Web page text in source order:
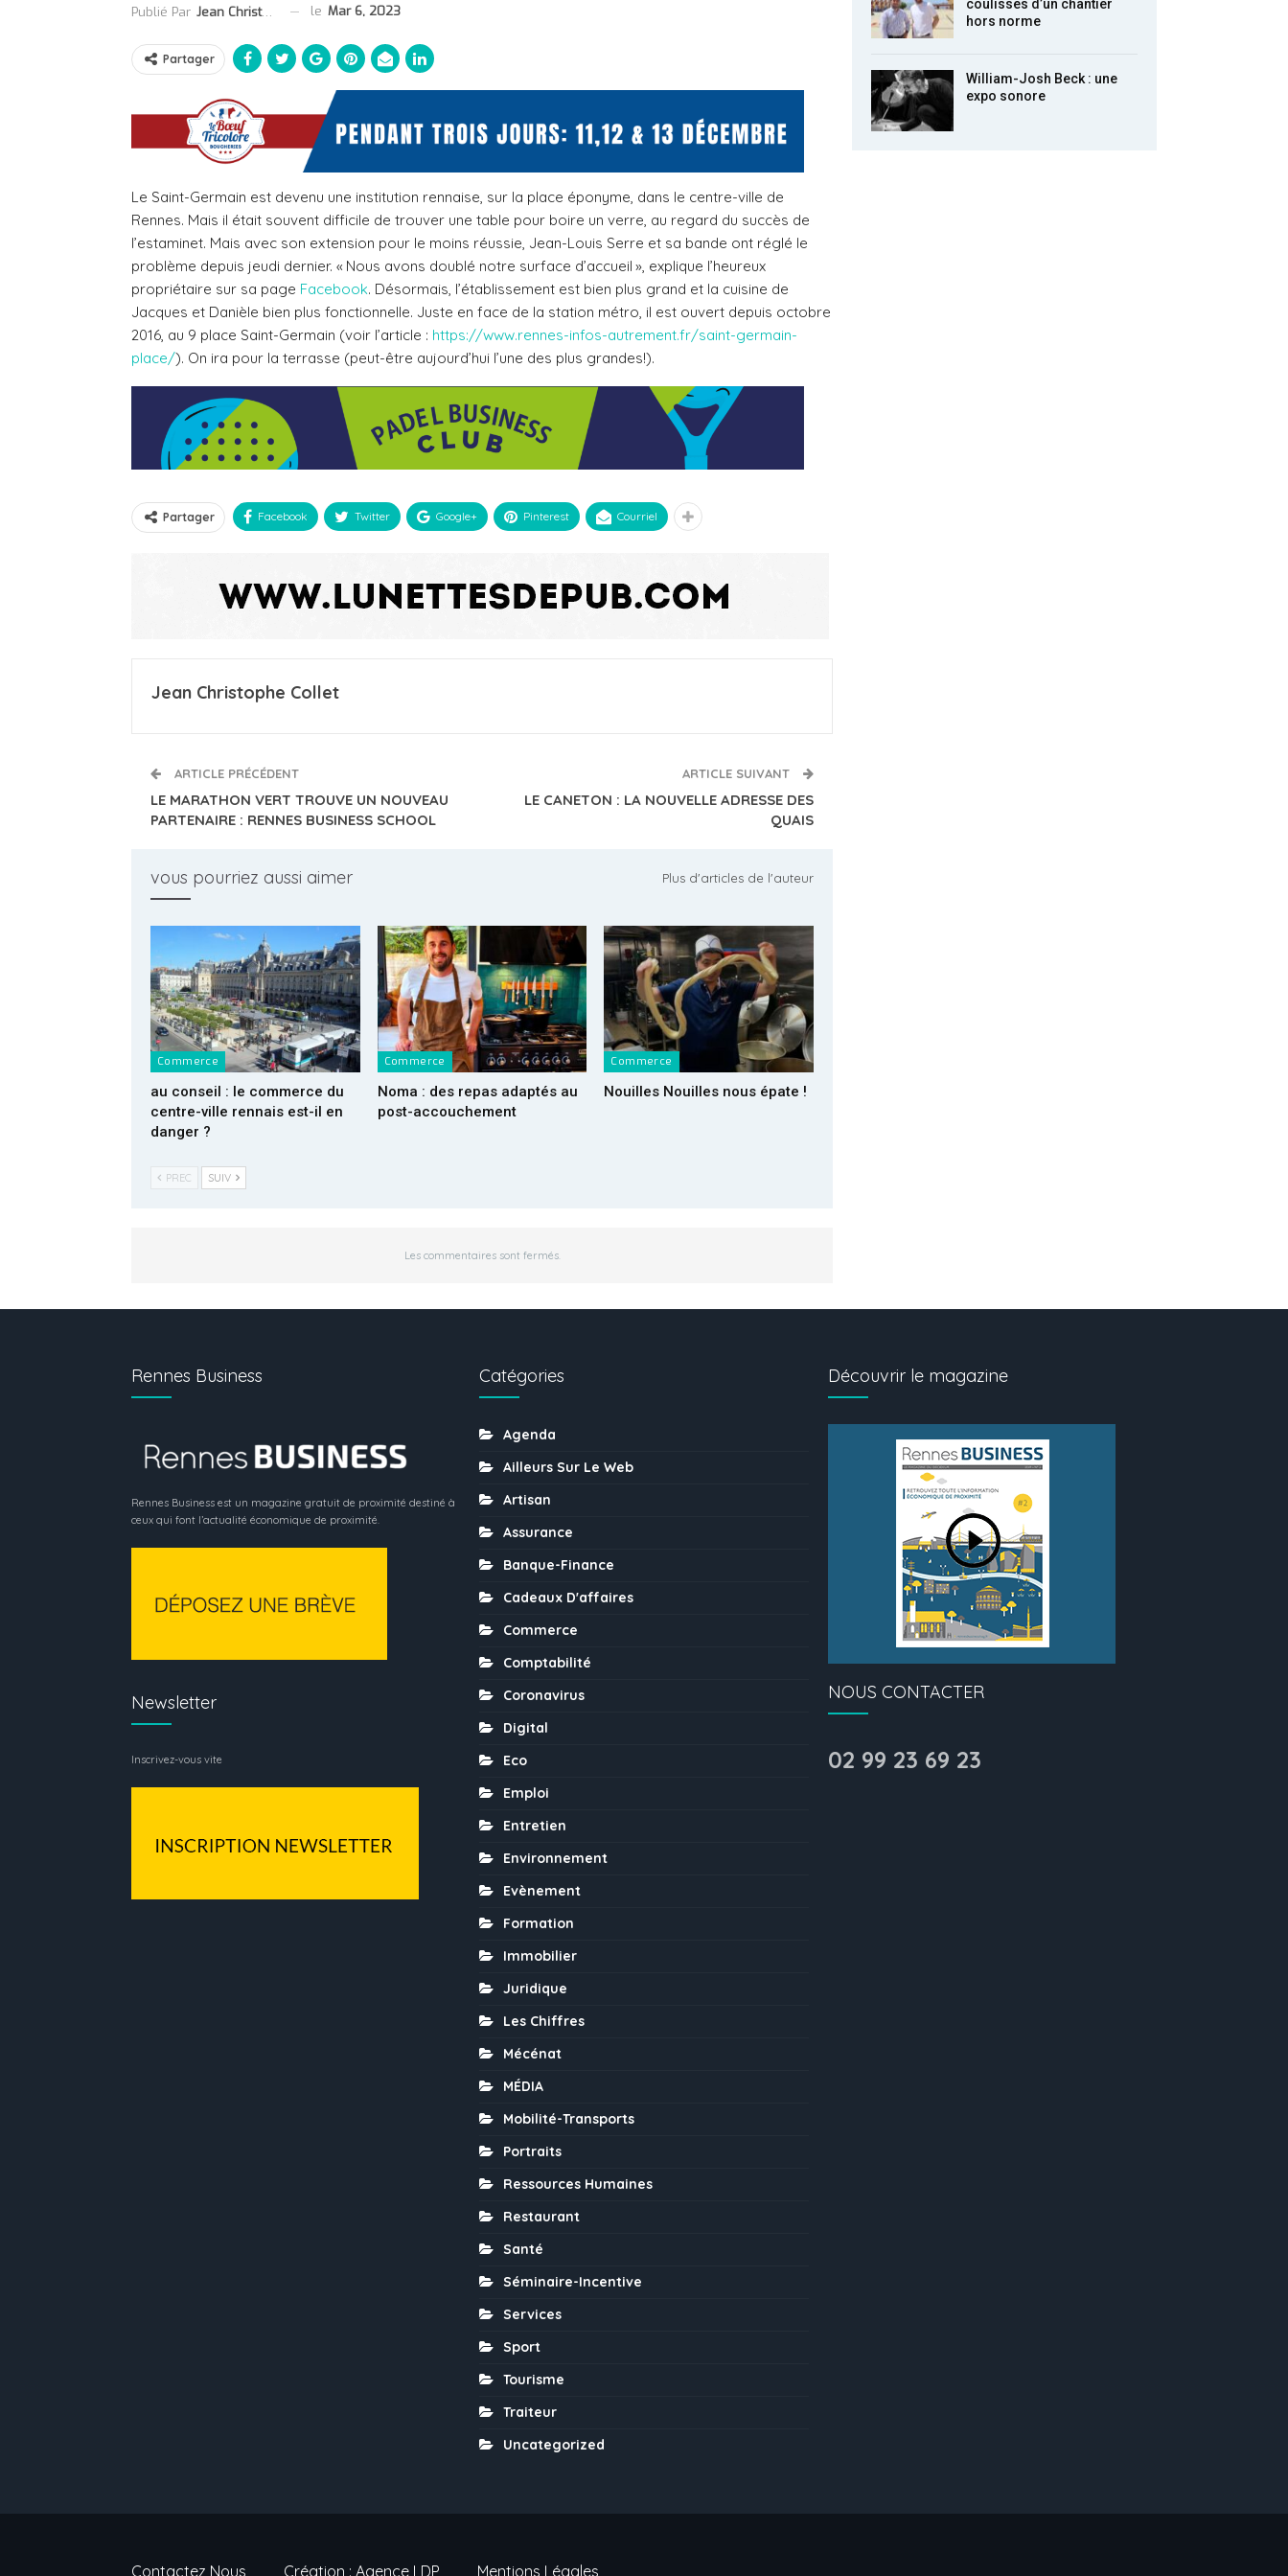
Publié Par Jean Christophe Collet le Mar 6, 2023
Partager
Le Saint-Germain est devenu une institution rennaise, sur la place éponyme, dans le centre-ville de
Rennes. Mais il était souvent difficile de trouver une table pour boire un verre, au regard du succès de
l’estaminet. Mais avec son extension pour le moins réussie, Jean-Louis Serre et sa bande ont réglé le
problème depuis jeudi dernier. « Nous avons doublé notre surface d’accueil », explique l’heureux
propriétaire sur sa page Facebook. Désormais, l’établissement est bien plus grand et la cuisine de
Jacques et Danièle bien plus fonctionnelle. Juste en face de la station métro, il est ouvert depuis octobre
2016, au 9 place Saint-Germain (voir l’article : https://www.rennes-infos-autrement.fr/saint-germain-
place/). On ira pour la terrasse (peut-être aujourd’hui l’une des plus grandes!).
Partager Facebook Twitter Google+ Pinterest Courriel
Jean Christophe Collet
ARTICLE PRÉCÉDENT
LE MARATHON VERT TROUVE UN NOUVEAU
PARTENAIRE : RENNES BUSINESS SCHOOL
ARTICLE SUIVANT
LE CANETON : LA NOUVELLE ADRESSE DES
QUAIS
vous pourriez aussi aimer Plus d'articles de l'auteur
Commerce
au conseil : le commerce du
centre-ville rennais est-il en
danger ?
Commerce
Noma : des repas adaptés au
post-accouchement
Commerce
Nouilles Nouilles nous épate !
PREC SUIV
Les commentaires sont fermés.
coulisses d’un chantier
hors norme
William-Josh Beck : une
expo sonore
Rennes Business
Rennes Business est un magazine gratuit de proximité destiné à
ceux qui font l’actualité économique de proximité.
Newsletter
Inscrivez-vous vite
Catégories
Agenda
Ailleurs Sur Le Web
Artisan
Assurance
Banque-Finance
Cadeaux D'affaires
Commerce
Comptabilité
Coronavirus
Digital
Eco
Emploi
Entretien
Environnement
Evènement
Formation
Immobilier
Juridique
Les Chiffres
Mécénat
MÉDIA
Mobilité-Transports
Portraits
Ressources Humaines
Restaurant
Santé
Séminaire-Incentive
Services
Sport
Tourisme
Traiteur
Uncategorized
Découvrir le magazine
NOUS CONTACTER
02 99 23 69 23
Contactez Nous Création : Agence LDP Mentions Légales